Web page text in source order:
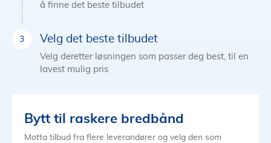
å finne det beste tilbudet
Velg det beste tilbudet
Velg deretter løsningen som passer deg best, til en
lavest mulig pris
Bytt til raskere bredbånd
Motta tilbud fra flere leverandører og velg den som